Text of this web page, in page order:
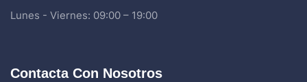
Lunes - Viernes: 09:00 – 19:00
Contacta Con Nosotros